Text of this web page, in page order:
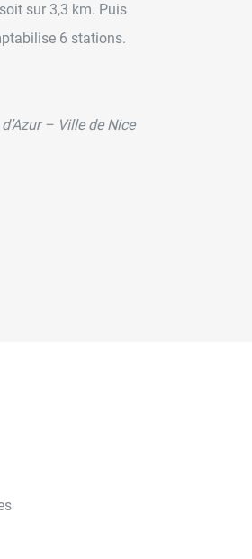
sur 3,3 km. Puis
6 stations.
– Ville de Nice